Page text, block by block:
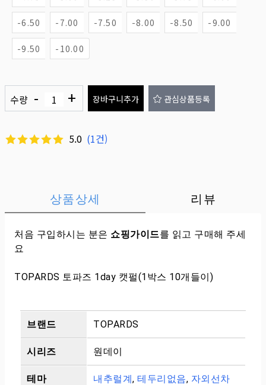
-6.50 -7.00 -7.50 -8.00 -8.50 -9.00
-9.50 -10.00
수량 - + 장바구니추가 관심상품등록
5.0 (1건)
상품상세 리뷰
처음 구입하시는 분은 쇼핑가이드를 읽고 구매해 주세
요
TOPARDS 토파즈 1day 캣펄(1박스 10개들이)
브랜드 TOPARDS
시리즈 원데이
테마 내추럴계, 테두리없음, 자외선차